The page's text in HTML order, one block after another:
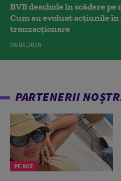
BVB deschide în scădere
Cum au evoluat acțiunile
tranzacționare
06.08.2026
PARTENERII
PE ROZ